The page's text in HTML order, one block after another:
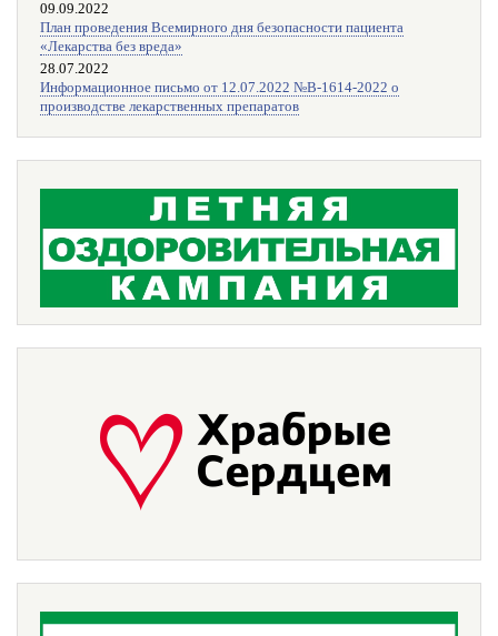
09.09.2022
План проведения Всемирного дня безопасности пациента
«Лекарства без вреда»
28.07.2022
Информационное письмо от 12.07.2022 №В-1614-2022 о
производстве лекарственных препаратов